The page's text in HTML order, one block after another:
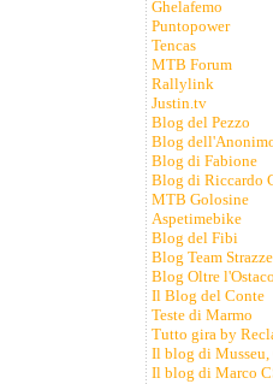
Ghelafemo
Puntopower
Tencas
MTB Forum
Rallylink
Justin.tv
Blog del Pezzo
Blog
Blog di Fabione
Blog di Riccardo
MTB Golosine
Aspetimebike
Blog del Fibi
Blog Team
Blog Oltre
Il Blog del Conte
Teste di Marmo
Tutto gira by
Il blog di
Il blog di Marco